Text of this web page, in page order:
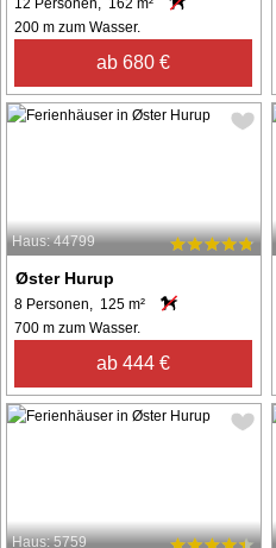
12 Personen, 162 m²
200 m zum Wasser.
ab 680 €
Haus: 44799
Øster Hurup
8 Personen, 125 m²
700 m zum Wasser.
ab 444 €
Haus: 5759